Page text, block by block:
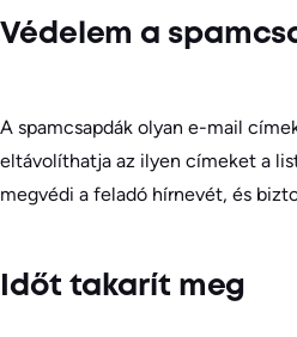
Védelem a
A spamcsapdák olyan e-mail
eltávolíthatja az ilyen címeket a
megvédi a feladó hírnevét, és
Időt takarít meg